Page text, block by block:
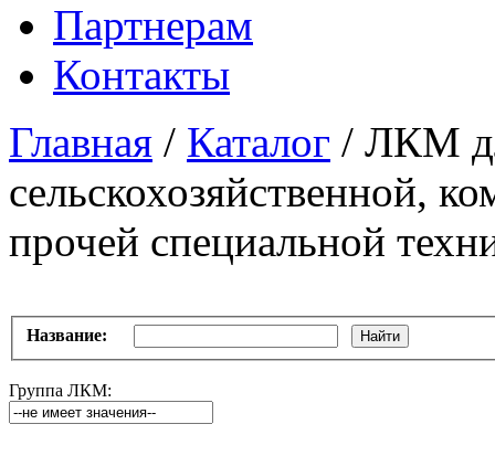
Партнерам
Контакты
Главная / Каталог / ЛКМ
сельскохозяйственной,
прочей специальной
Название: Найти
Группа ЛКМ: